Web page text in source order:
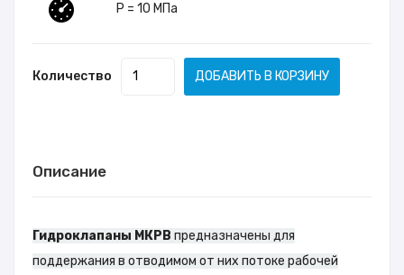
P = 10 МПа
Количество ДОБАВИТЬ В КОРЗИНУ
Описание
Гидроклапаны МКРВ предназначены для
поддержания в отводимом от них потоке рабочей